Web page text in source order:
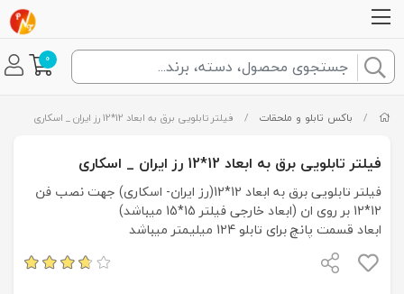
0
/ باکس تابلو و ملحقات / فیلتر تابلویی برق به ابعاد 12*12 رز ایران _ اسکاری
فیلتر تابلویی برق به ابعاد 12*12 رز ایران _ اسکاری
فیلتر تابلویی برق به ابعاد 12*12(رز ایران- اسکاری) جهت نصب فن
12*12 بر روی ان (ابعاد خارجی فیلتر 15*15 میباشد)
ابعاد قسمت پانچ برای تابلو 124 میلیمتر میباشد